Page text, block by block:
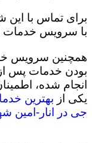
برای تماس با این
با سرویس خدمات
همچنین سرویس
بودن خدمات پس
انجام شده،
یکی از بهترین
جی در انار-امین